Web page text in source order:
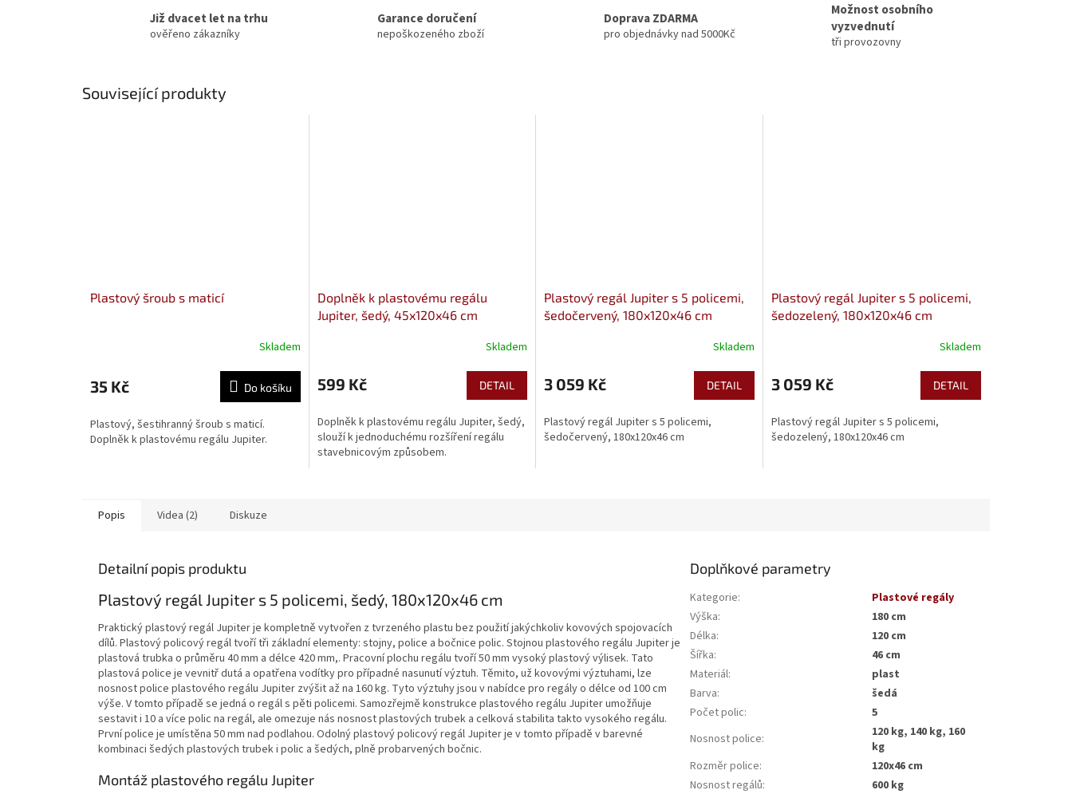
Již dvacet let na trhu
ověřeno zákazníky
Garance doručení
nepoškozeného zboží
Doprava ZDARMA
pro objednávky nad 5000Kč
Možnost osobního
vyzvednutí
tři provozovny
Související produkty
Plastový šroub s maticí
Skladem
35 Kč Do košíku
Plastový, šestihranný šroub s maticí.
Doplněk k plastovému regálu Jupiter.
Doplněk k plastovému regálu
Jupiter, šedý, 45x120x46 cm
Skladem
599 Kč DETAIL
Doplněk k plastovému regálu Jupiter, šedý,
slouží k jednoduchému rozšíření regálu
stavebnicovým způsobem.
Plastový regál Jupiter s 5 policemi,
šedočervený, 180x120x46 cm
Skladem
3 059 Kč DETAIL
Plastový regál Jupiter s 5 policemi,
šedočervený, 180x120x46 cm
Plastový regál Jupiter s 5 policemi,
šedozelený, 180x120x46 cm
Skladem
3 059 Kč DETAIL
Plastový regál Jupiter s 5 policemi,
šedozelený, 180x120x46 cm
Popis Videa (2) Diskuze
Detailní popis produktu
Plastový regál Jupiter s 5 policemi, šedý, 180x120x46 cm
Praktický plastový regál Jupiter je kompletně vytvořen z tvrzeného plastu bez použití jakýchkoliv kovových spojovacích
dílů. Plastový policový regál tvoří tři základní elementy: stojny, police a bočnice polic. Stojnou plastového regálu Jupiter je
plastová trubka o průměru 40 mm a délce 420 mm,. Pracovní plochu regálu tvoří 50 mm vysoký plastový výlisek. Tato
plastová police je vevnitř dutá a opatřena vodítky pro případné nasunutí výztuh. Těmito, už kovovými výztuhami, lze
nosnost police plastového regálu Jupiter zvýšit až na 160 kg. Tyto výztuhy jsou v nabídce pro regály o délce od 100 cm
výše. V tomto případě se jedná o regál s pěti policemi. Samozřejmě konstrukce plastového regálu Jupiter umožňuje
sestavit i 10 a více polic na regál, ale omezuje nás nosnost plastových trubek a celková stabilita takto vysokého regálu.
První police je umístěna 50 mm nad podlahou. Odolný plastový policový regál Jupiter je v tomto případě v barevné
kombinaci šedých plastových trubek i polic a šedých, plně probarvených bočnic.
Montáž plastového regálu Jupiter
Doplňkové parametry
Kategorie:
Plastové regály
Výška:
180 cm
Délka:
120 cm
Šířka:
46 cm
Materiál:
plast
Barva:
šedá
Počet polic:
5
Nosnost police:
120 kg, 140 kg, 160
kg
Rozměr police:
120x46 cm
Nosnost regálů:
600 kg